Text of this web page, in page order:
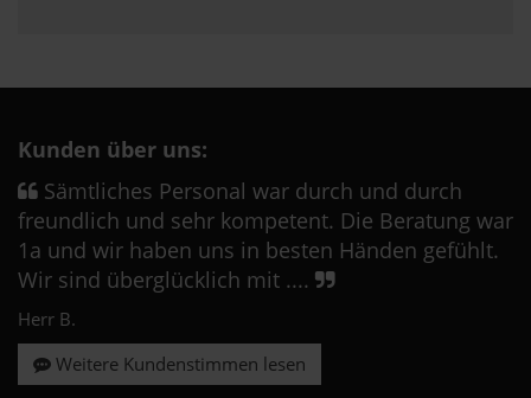
Kunden über uns:
Sämtliches Personal war durch und durch
freundlich und sehr kompetent. Die Beratung war
1a und wir haben uns in besten Händen gefühlt.
Wir sind überglücklich mit ....
Herr B.
Weitere Kundenstimmen lesen